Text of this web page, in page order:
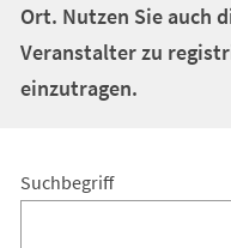
Ort. Nutzen Sie auch
Veranstalter zu
einzutragen.
Suchergebnis
Suchergebnis-
Suchbegriff